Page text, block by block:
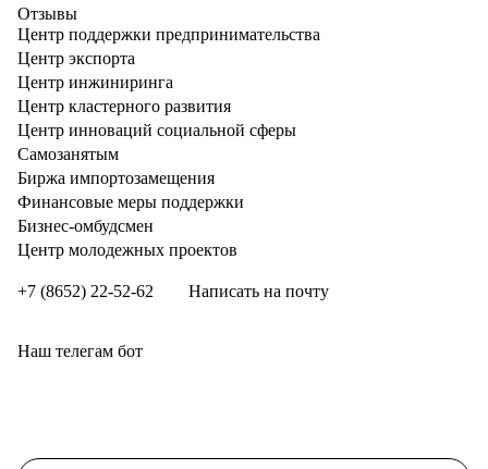
Отзывы
Центр поддержки предпринимательства
Центр экспорта
Центр инжиниринга
Центр кластерного развития
Центр инноваций социальной сферы
Cамозанятым
Биржа импортозамещения
Финансовые меры поддержки
Бизнес-омбудсмен
Центр молодежных проектов
+7 (8652) 22-52-62 Написать на почту
Наш телегам бот